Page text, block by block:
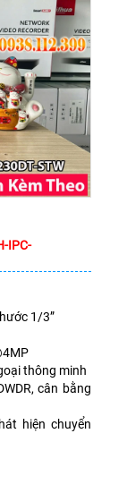
IPC-
1/3”
thông minh
cân bằng
hiện chuyển